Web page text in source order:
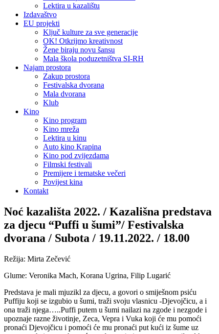
Lektira u kazalištu
Izdavaštvo
EU projekti
Ključ kulture za sve generacije
OK! Otkrijmo kreativnost
Žene biraju novu šansu
Mala škola poduzetništva SI-RH
Najam prostora
Zakup prostora
Festivalska dvorana
Mala dvorana
Klub
Kino
Kino program
Kino mreža
Lektira u kinu
Auto kino Krapina
Kino pod zvijezdama
Filmski festivali
Premijere i tematske večeri
Povijest kina
Kontakt
Noć kazališta 2022. / Kazališna predstava
za djecu “Puffi u šumi”/ Festivalska
dvorana / Subota / 19.11.2022. / 18.00
Režija: Mirta Zečević
Glume: Veronika Mach, Korana Ugrina, Filip Lugarić
Predstava je mali mjuzikl za djecu, a govori o smiješnom psiću
Puffiju koji se izgubio u šumi, traži svoju vlasnicu -Djevojčicu, a i
ona traži njega…..Puffi putem u šumi nailazi na zgode i nezgode i
upoznaje razne životinje, Zeca, Vepra i Vuka koji će mu pomoći
pronaći Djevojčicu i pomoći će mu pronaći put kući iz šume uz